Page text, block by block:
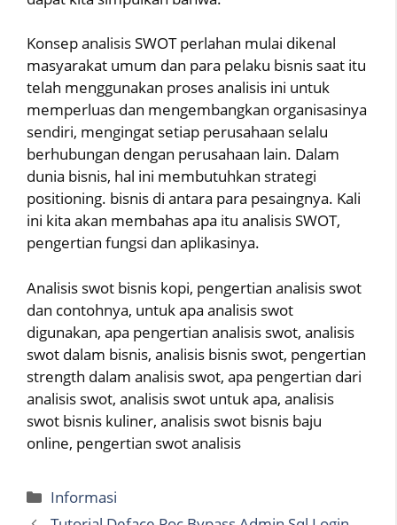
Konsep analisis SWOT perlahan mulai dikenal
masyarakat umum dan para pelaku bisnis saat itu
telah menggunakan proses analisis ini untuk
memperluas dan mengembangkan organisasinya
sendiri, mengingat setiap perusahaan selalu
berhubungan dengan perusahaan lain. Dalam
dunia bisnis, hal ini membutuhkan strategi
positioning. bisnis di antara para pesaingnya. Kali
ini kita akan membahas apa itu analisis SWOT,
pengertian fungsi dan aplikasinya.
Analisis swot bisnis kopi, pengertian analisis swot
dan contohnya, untuk apa analisis swot
digunakan, apa pengertian analisis swot, analisis
swot dalam bisnis, analisis bisnis swot, pengertian
strength dalam analisis swot, apa pengertian dari
analisis swot, analisis swot untuk apa, analisis
swot bisnis kuliner, analisis swot bisnis baju
online, pengertian swot analisis
Categories
Informasi